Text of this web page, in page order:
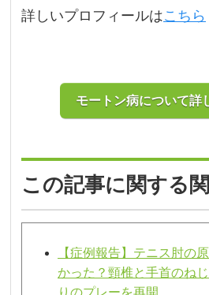
詳しいプロフィールはこちら
モートン病について詳
この記事に関する
【症例報告】テニス肘の
かった？頸椎と手首のね
りのプレーを再開